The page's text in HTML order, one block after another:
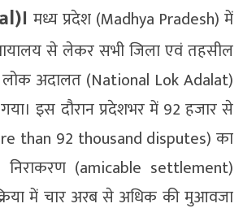
मध्य प्रदेश (Madhya Pradesh) में
से लेकर सभी जिला एवं तहसील
लोक अदालत (National Lok Adalat)
इस दौरान प्रदेशभर में 92 हजार से
than 92 thousand disputes) का
(amicable settlement)
में चार अरब से अधिक की मुआवजा